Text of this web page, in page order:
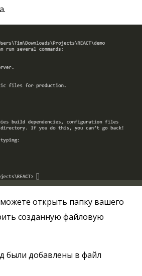
открыть папку вашего
созданную файловую
были добавлены в файл